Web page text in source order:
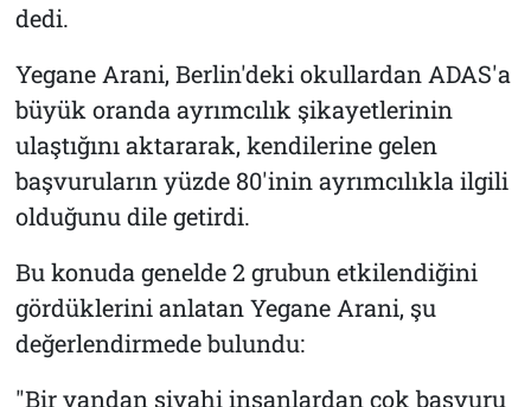
dedi.
Yegane Arani, Berlin'deki okullardan ADAS'a
büyük oranda ayrımcılık şikayetlerinin
ulaştığını aktararak, kendilerine gelen
başvuruların yüzde 80'inin ayrımcılıkla ilgili
olduğunu dile getirdi.
Bu konuda genelde 2 grubun etkilendiğini
gördüklerini anlatan Yegane Arani, şu
değerlendirmede bulundu:
"Bir yandan siyahi insanlardan çok başvuru